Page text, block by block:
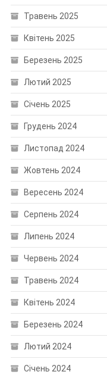
Травень 2025
Квітень 2025
Березень 2025
Лютий 2025
Січень 2025
Грудень 2024
Листопад 2024
Жовтень 2024
Вересень 2024
Серпень 2024
Липень 2024
Червень 2024
Травень 2024
Квітень 2024
Березень 2024
Лютий 2024
Січень 2024